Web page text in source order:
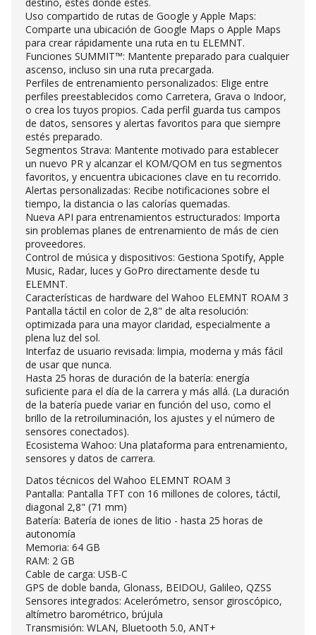
Uso compartido de rutas de Google y Apple Maps:
Comparte una ubicación de Google Maps o Apple Maps
para crear rápidamente una ruta en tu ELEMNT.
Funciones SUMMIT™: Mantente preparado para cualquier
ascenso, incluso sin una ruta precargada.
Perfiles de entrenamiento personalizados: Elige entre
perfiles preestablecidos como Carretera, Grava o Indoor,
o crea los tuyos propios. Cada perfil guarda tus campos
de datos, sensores y alertas favoritos para que siempre
estés preparado.
Segmentos Strava: Mantente motivado para establecer
un nuevo PR y alcanzar el KOM/QOM en tus segmentos
favoritos, y encuentra ubicaciones clave en tu recorrido.
Alertas personalizadas: Recibe notificaciones sobre el
tiempo, la distancia o las calorías quemadas.
Nueva API para entrenamientos estructurados: Importa
sin problemas planes de entrenamiento de más de cien
proveedores.
Control de música y dispositivos: Gestiona Spotify, Apple
Music, Radar, luces y GoPro directamente desde tu
ELEMNT.
Características de hardware del Wahoo ELEMNT ROAM 3
Pantalla táctil en color de 2,8" de alta resolución:
optimizada para una mayor claridad, especialmente a
plena luz del sol.
Interfaz de usuario revisada: limpia, moderna y más fácil
de usar que nunca.
Hasta 25 horas de duración de la batería: energía
suficiente para el día de la carrera y más allá. (La duración
de la batería puede variar en función del uso, como el
brillo de la retroiluminación, los ajustes y el número de
sensores conectados).
Ecosistema Wahoo: Una plataforma para entrenamiento,
sensores y datos de carrera.
Datos técnicos del Wahoo ELEMNT ROAM 3
Pantalla: Pantalla TFT con 16 millones de colores, táctil,
diagonal 2,8" (71 mm)
Batería: Batería de iones de litio - hasta 25 horas de
autonomía
Memoria: 64 GB
RAM: 2 GB
Cable de carga: USB-C
GPS de doble banda, Glonass, BEIDOU, Galileo, QZSS
Sensores integrados: Acelerómetro, sensor giroscópico,
altímetro barométrico, brújula
Transmisión: WLAN, Bluetooth 5.0, ANT+